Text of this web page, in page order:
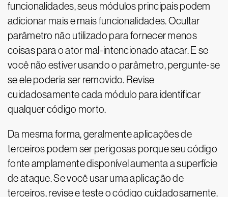
funcionalidades, seus módulos principais podem
adicionar mais e mais funcionalidades. Ocultar
parâmetro não utilizado para fornecer menos
coisas para o ator mal-intencionado atacar. E se
você não estiver usando o parâmetro, pergunte-se
se ele poderia ser removido. Revise
cuidadosamente cada módulo para identificar
qualquer código morto.
Da mesma forma, geralmente aplicações de
terceiros podem ser perigosas porque seu código
fonte amplamente disponível aumenta a superfície
de ataque. Se você usar uma aplicação de
terceiros, revise e teste o código cuidadosamente.